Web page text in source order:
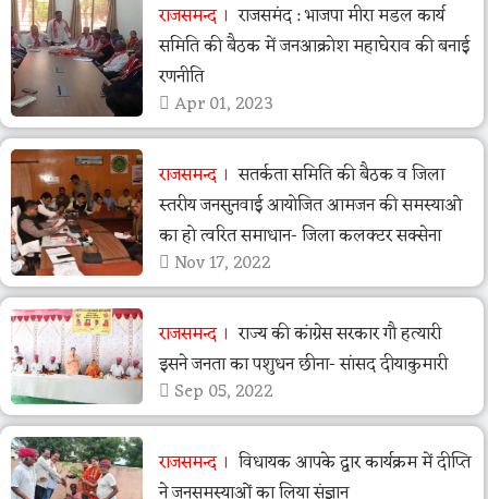
राजसमन्द
राजसमंद : भाजपा मीरा मडल कार्य
समिति की बैठक में जनआक्रोश महाघेराव की बनाई
रणनीति
Apr 01, 2023
राजसमन्द
सतर्कता समिति की बैठक व जिला
स्तरीय जनसुनवाई आयोजित आमजन की समस्याओ
का हो त्वरित समाधान- जिला कलक्टर सक्सेना
Nov 17, 2022
राजसमन्द
राज्य की कांग्रेस सरकार गौ हत्यारी
इसने जनता का पशुधन छीना- सांसद दीयाकुमारी
Sep 05, 2022
राजसमन्द
विधायक आपके द्वार कार्यक्रम में दीप्ति